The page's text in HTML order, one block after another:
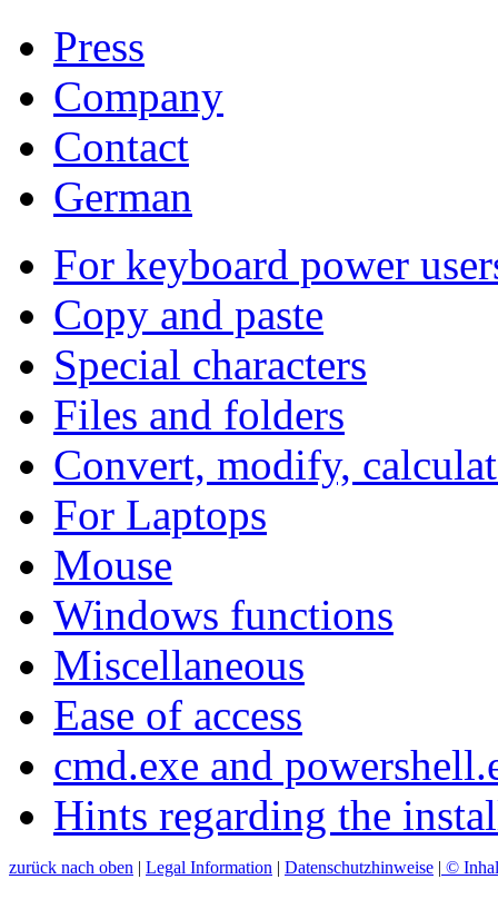
Press
Company
Contact
German
For keyboard power
Copy and paste
Special characters
Files and folders
Convert, modify,
For Laptops
Mouse
Windows functions
Miscellaneous
Ease of access
cmd.exe and
Hints regarding the
zurück nach oben | Legal Information | Datenschutzhinweise | ©